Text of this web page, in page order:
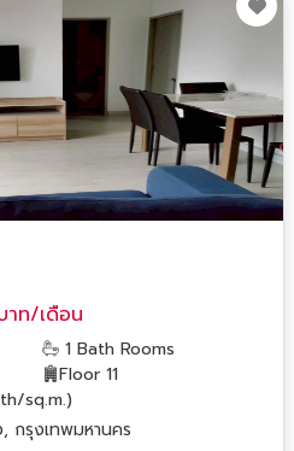
ท/เดือน
1 Bath Rooms
Floor 11
sq.m.)
กรุงเทพมหานคร